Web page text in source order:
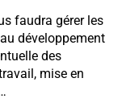
faudra gérer les
développement
des
mise en